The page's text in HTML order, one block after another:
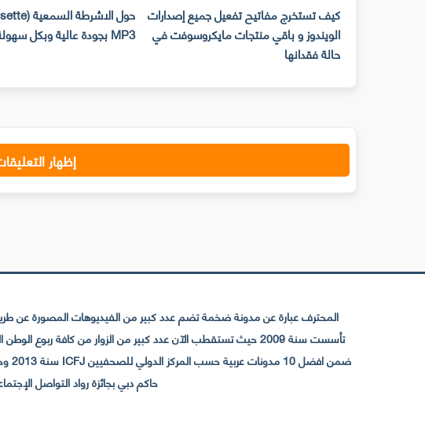
كيف تستخرج مفاتيح تفعيل جميع إصدارات
الويندوز و باقي منتجات مايكروسوفت في
حالة فقدانها
MP3 بجودة عالية وبكل سهولة !!
إظهار
المحترف عبارة عن مدونة ضخمة تضم عدد كبير من الفيديوهات المصورة عن
حاكم دبي بجائزة رواد التواصل الإجتماعي عن فئة التكنولوجيا سنة